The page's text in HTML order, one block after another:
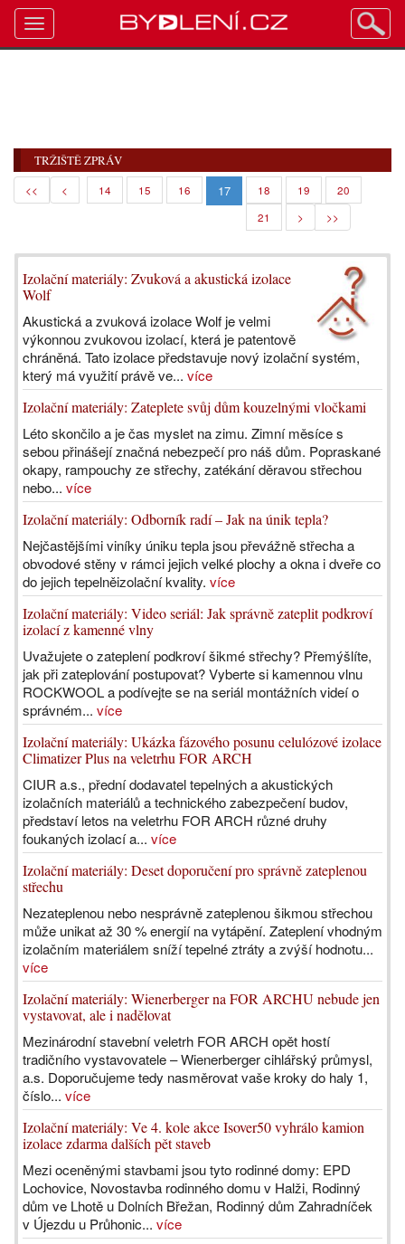
TRŽIŠTĚ ZPRÁV
<< < 14 15 16 17 18 19
20
21
> >>
Izolační materiály: Zvuková a akustická izolace
Wolf
Akustická a zvuková izolace Wolf je velmi
výkonnou zvukovou izolací, která je patentově
chráněná. Tato izolace představuje nový izolační systém,
který má využití právě ve... více
Izolační materiály: Zateplete svůj dům kouzelnými vločkami
Léto skončilo a je čas myslet na zimu. Zimní měsíce s
sebou přinášejí značná nebezpečí pro náš dům. Popraskané
okapy, rampouchy ze střechy, zatékání děravou střechou
nebo... více
Izolační materiály: Odborník radí – Jak na únik tepla?
Nejčastějšími viníky úniku tepla jsou převážně střecha a
obvodové stěny v rámci jejich velké plochy a okna i dveře co
do jejich tepelněizolační kvality. více
Izolační materiály: Video seriál: Jak správně zateplit podkroví
izolací z kamenné vlny
Uvažujete o zateplení podkroví šikmé střechy? Přemýšlíte,
jak při zateplování postupovat? Vyberte si kamennou vlnu
ROCKWOOL a podívejte se na seriál montážních videí o
správném... více
Izolační materiály: Ukázka fázového posunu celulózové izolace
Climatizer Plus na veletrhu FOR ARCH
CIUR a.s., přední dodavatel tepelných a akustických
izolačních materiálů a technického zabezpečení budov,
představí letos na veletrhu FOR ARCH různé druhy
foukaných izolací a... více
Izolační materiály: Deset doporučení pro správně zateplenou
střechu
Nezateplenou nebo nesprávně zateplenou šikmou střechou
může unikat až 30 % energií na vytápění. Zateplení vhodným
izolačním materiálem sníží tepelné ztráty a zvýší hodnotu...
více
Izolační materiály: Wienerberger na FOR ARCHU nebude jen
vystavovat, ale i nadělovat
Mezinárodní stavební veletrh FOR ARCH opět hostí
tradičního vystavovatele – Wienerberger cihlářský průmysl,
a.s. Doporučujeme tedy nasměrovat vaše kroky do haly 1,
číslo... více
Izolační materiály: Ve 4. kole akce Isover50 vyhrálo kamion
izolace zdarma dalších pět staveb
Mezi oceněnými stavbami jsou tyto rodinné domy: EPD
Lochovice, Novostavba rodinného domu v Halži, Rodinný
dům ve Lhotě u Dolních Břežan, Rodinný dům Zahradníček
v Újezdu u Průhonic... více
Toggle
navigation